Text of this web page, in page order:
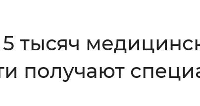
: Монохромный
тысяч
получают